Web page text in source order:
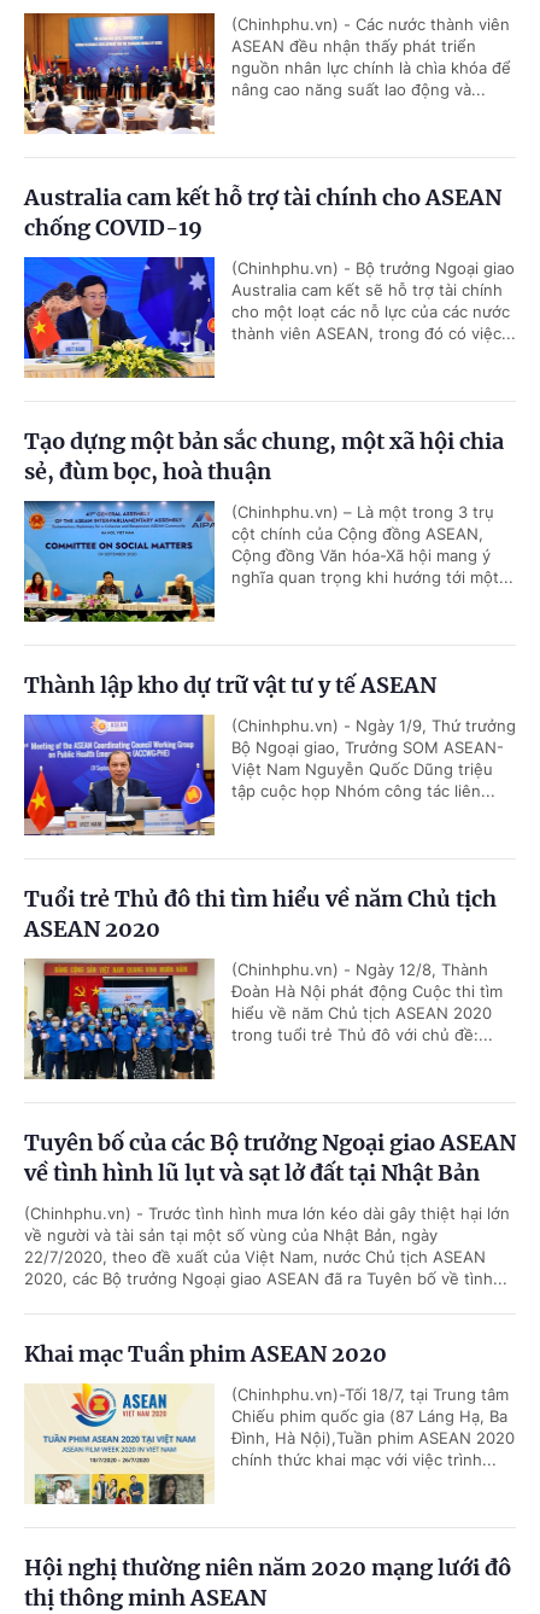
(Chinhphu.vn) - Các nước thành viên
ASEAN đều nhận thấy phát triển
nguồn nhân lực chính là chìa khóa để
nâng cao năng suất lao động và...
Australia cam kết hỗ trợ tài chính cho ASEAN
chống COVID-19
(Chinhphu.vn) - Bộ trưởng Ngoại giao
Australia cam kết sẽ hỗ trợ tài chính
cho một loạt các nỗ lực của các nước
thành viên ASEAN, trong đó có việc...
Tạo dựng một bản sắc chung, một xã hội chia
sẻ, đùm bọc, hoà thuận
(Chinhphu.vn) – Là một trong 3 trụ
cột chính của Cộng đồng ASEAN,
Cộng đồng Văn hóa-Xã hội mang ý
nghĩa quan trọng khi hướng tới một...
Thành lập kho dự trữ vật tư y tế ASEAN
(Chinhphu.vn) - Ngày 1/9, Thứ trưởng
Bộ Ngoại giao, Trưởng SOM ASEAN-
Việt Nam Nguyễn Quốc Dũng triệu
tập cuộc họp Nhóm công tác liên...
Tuổi trẻ Thủ đô thi tìm hiểu về năm Chủ tịch
ASEAN 2020
(Chinhphu.vn) - Ngày 12/8, Thành
Đoàn Hà Nội phát động Cuộc thi tìm
hiểu về năm Chủ tịch ASEAN 2020
trong tuổi trẻ Thủ đô với chủ đề:...
Tuyên bố của các Bộ trưởng Ngoại giao ASEAN
về tình hình lũ lụt và sạt lở đất tại Nhật Bản
(Chinhphu.vn) - Trước tình hình mưa lớn kéo dài gây thiệt hại lớn
về người và tài sản tại một số vùng của Nhật Bản, ngày
22/7/2020, theo đề xuất của Việt Nam, nước Chủ tịch ASEAN
2020, các Bộ trưởng Ngoại giao ASEAN đã ra Tuyên bố về tình...
Khai mạc Tuần phim ASEAN 2020
(Chinhphu.vn)-Tối 18/7, tại Trung tâm
Chiếu phim quốc gia (87 Láng Hạ, Ba
Đình, Hà Nội),Tuần phim ASEAN 2020
chính thức khai mạc với việc trình...
Hội nghị thường niên năm 2020 mạng lưới đô
thị thông minh ASEAN